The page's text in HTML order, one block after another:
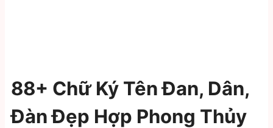
88+ Chữ Ký Tên Đan, Dân,
Đàn Đẹp Hợp Phong Thủy